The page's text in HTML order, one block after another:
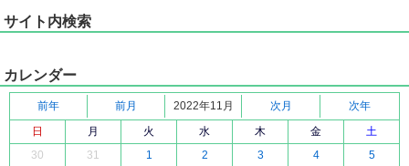
サイト内検索
カレンダー
前年 前月 2022年11月 次月
次年
日
月 火 水 木 金
土
30
31 1 2 3 4 5